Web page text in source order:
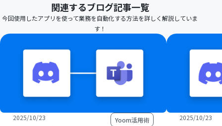
関連するブログ記事一覧
今回使用したアプリを使って業務を自動化する方法を詳しく解説していま
す！
2025/10/23 Yoom活用術 2025/10/23